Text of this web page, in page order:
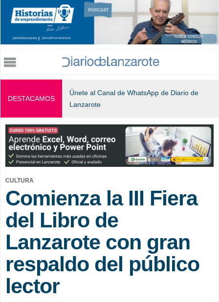
Jump to navigation
DESTACAMOS
Únete al Canal de WhatsApp de Diario de
Lanzarote
CULTURA
Comienza la III Fiera
del Libro de
Lanzarote con gran
respaldo del público
lector